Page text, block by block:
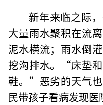
新年来临之际
大量雨水聚积在流
泥水横流；雨水倒
挖沟排水。“床垫
鞋。”恶劣的天气
民带孩子看病发现医